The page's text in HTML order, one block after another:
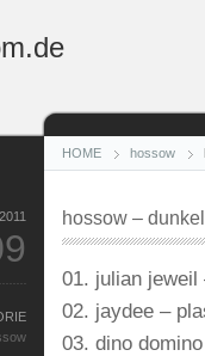
HOME hossow
hossow –
01. julian jeweil
02. jaydee –
03. dino
2011